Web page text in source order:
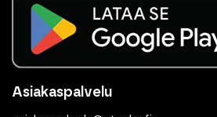
Asiakaspalvelu